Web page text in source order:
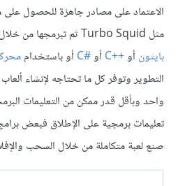
الاعتماد على مصادر جاهزة للحصول على
مثل Turbo Squid ثم تبرمجها من خلال أحد
بايثون أوC++
C#
التطوير وتوفر كل ما تحتاجه لإنشاء
واحد وبأقل قدر ممكن من التعليمات
تعليمات برمجية على الإطلاق فبعض
صنع لعبة متكاملة من خلال السحب